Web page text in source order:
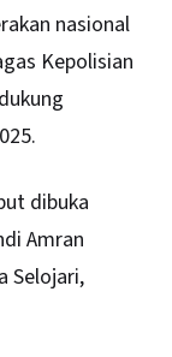
nasional
Kepolisian
dibuka
Amran
Selojari,